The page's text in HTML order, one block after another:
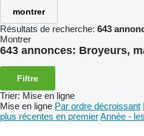
montrer
Résultats de recherche: 643
Montrer
643 annonces: Broyeurs,
Filtre
Trier: Mise en ligne
Mise en ligne Par ordre décroissant
plus récentes en premierAnnée -